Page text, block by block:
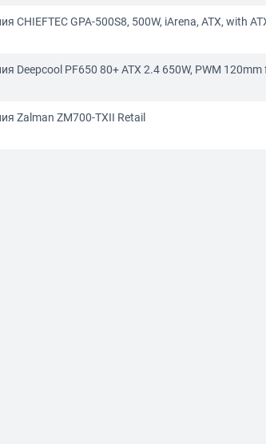
CHIEFTEC GPA-500S8, 500W, iArena, ATX, with
Deepcool PF650 80+ ATX 2.4 650W, PWM 120mm
Zalman ZM700-TXII Retail